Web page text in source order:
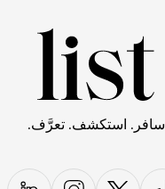
سافر. استكشف. تعرَّف.